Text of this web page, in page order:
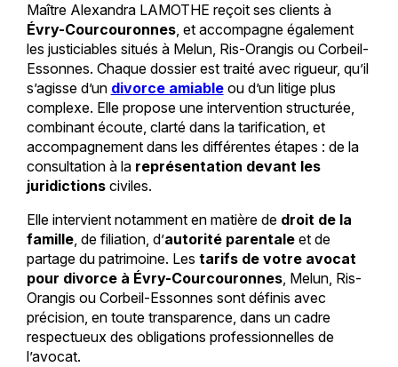
Maître Alexandra LAMOTHE reçoit ses clients à
Évry-Courcouronnes, et accompagne également
les justiciables situés à Melun, Ris-Orangis ou Corbeil-
Essonnes. Chaque dossier est traité avec rigueur, qu’il
s’agisse d’un divorce amiableou d’un litige plus
complexe. Elle propose une intervention structurée,
combinant écoute, clarté dans la tarification, et
accompagnement dans les différentes étapes : de la
consultation à lareprésentation devant les
juridictionsciviles.
Elle intervient notamment en matière de droit de la
famille, de filiation, d’autorité parentaleet de
partage du patrimoine. Les tarifs de votre avocat
pour divorce à Évry-Courcouronnes, Melun, Ris-
Orangis ou Corbeil-Essonnes sont définis avec
précision, en toute transparence, dans un cadre
respectueux des obligations professionnelles de
l’avocat.